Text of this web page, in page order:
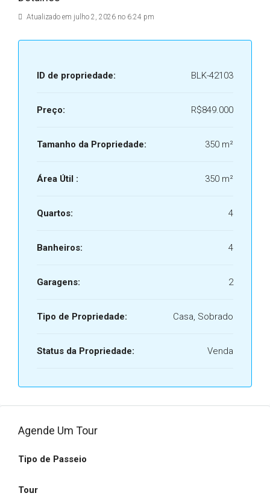
Atualizado em julho 2, 2026 no 6:24 pm
ID de propriedade: BLK-42103
Preço: R$849.000
Tamanho da Propriedade: 350 m²
Área Útil : 350 m²
Quartos: 4
Banheiros: 4
Garagens: 2
Tipo de Propriedade: Casa, Sobrado
Status da Propriedade: Venda
Agende Um Tour
Tipo de Passeio
Tour